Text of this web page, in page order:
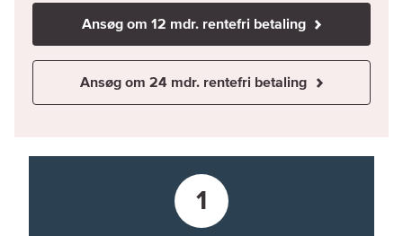
Ansøg om 12 mdr. rentefri betaling
Ansøg om 24 mdr. rentefri betaling
1